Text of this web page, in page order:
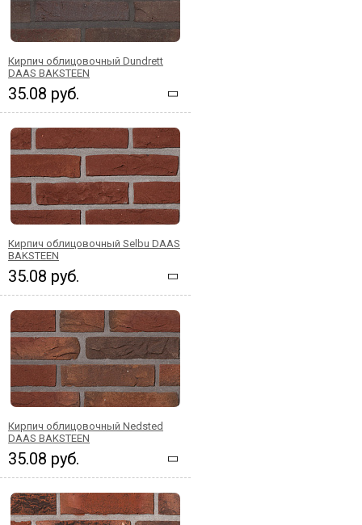
Кирпич облицовочный Dundrett
DAAS BAKSTEEN
35.08 руб.
Кирпич облицовочный Selbu DAAS
BAKSTEEN
35.08 руб.
Кирпич облицовочный Nedsted
DAAS BAKSTEEN
35.08 руб.